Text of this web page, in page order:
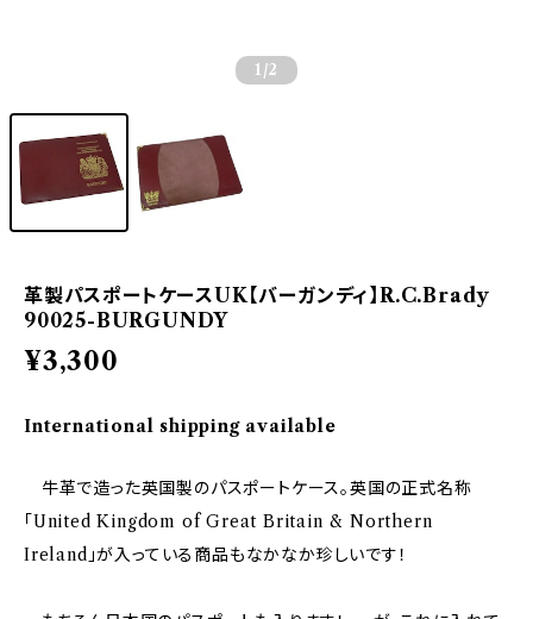
1 /2
革製パスポートケースUK【バーガンディ】R.C.Brady
90025-BURGUNDY
¥3,300
International shipping available
牛革で造った英国製のパスポートケース。英国の正式名称
「United Kingdom of Great Britain & Northern
Ireland」が入っている商品もなかなか珍しいです！